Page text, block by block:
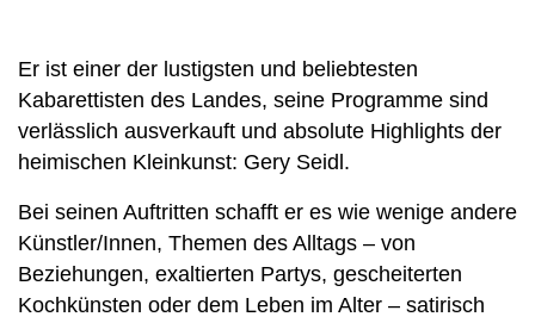
Er ist einer der lustigsten und beliebtesten
Kabarettisten des Landes, seine Programme sind
verlässlich ausverkauft und absolute Highlights der
heimischen Kleinkunst: Gery Seidl.
Bei seinen Auftritten schafft er es wie wenige andere
Künstler/Innen, Themen des Alltags – von
Beziehungen, exaltierten Partys, gescheiterten
Kochkünsten oder dem Leben im Alter – satirisch